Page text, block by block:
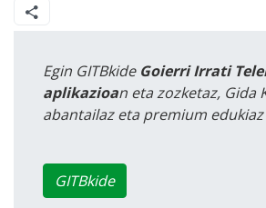
Egin GITBkide Goierri Irrati
aplikazioan eta zozketaz, Gida
abantailaz eta premium
GITBkide